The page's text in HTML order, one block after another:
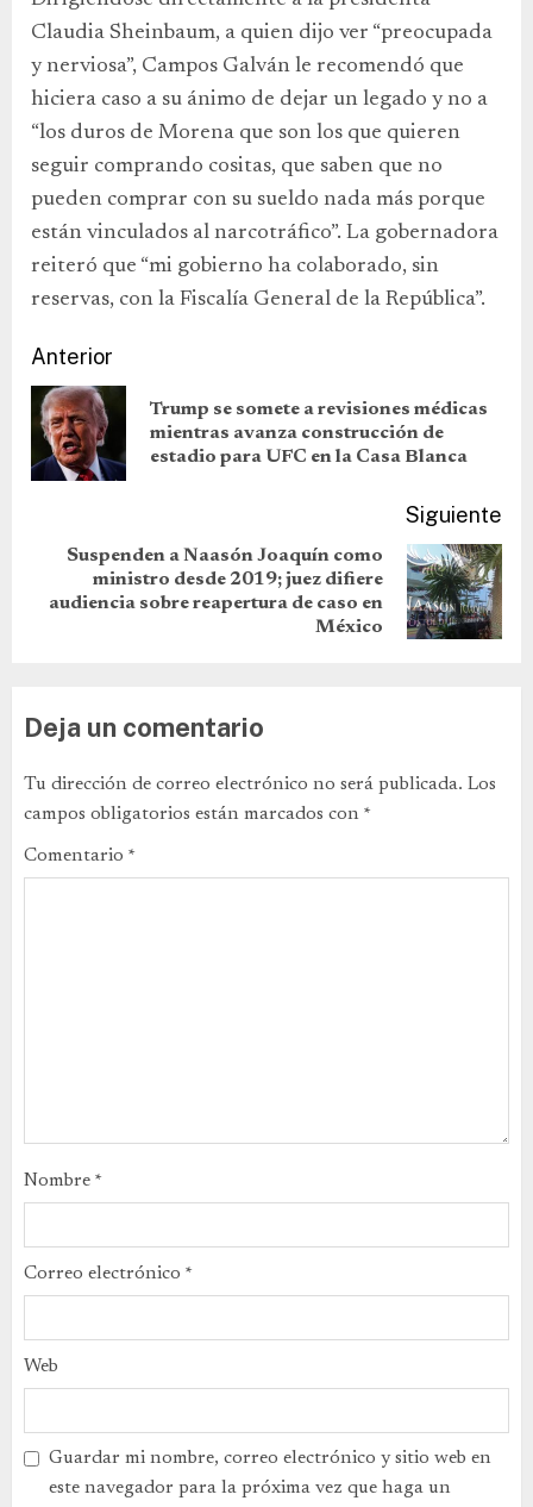
Claudia Sheinbaum, a quien dijo ver “preocupada
y nerviosa”, Campos Galván le recomendó que
hiciera caso a su ánimo de dejar un legado y no a
“los duros de Morena que son los que quieren
seguir comprando cositas, que saben que no
pueden comprar con su sueldo nada más porque
están vinculados al narcotráfico”. La gobernadora
reiteró que “mi gobierno ha colaborado, sin
reservas, con la Fiscalía General de la República”.
Anterior
Trump se somete a revisiones médicas
mientras avanza construcción de
estadio para UFC en la Casa Blanca
Siguiente
Suspenden a Naasón Joaquín como
ministro desde 2019; juez difiere
audiencia sobre reapertura de caso en
México
Deja un comentario
Tu dirección de correo electrónico no será publicada. Los
campos obligatorios están marcados con *
Comentario *
Nombre *
Correo electrónico *
Web
Guardar mi nombre, correo electrónico y sitio web en
este navegador para la próxima vez que haga un